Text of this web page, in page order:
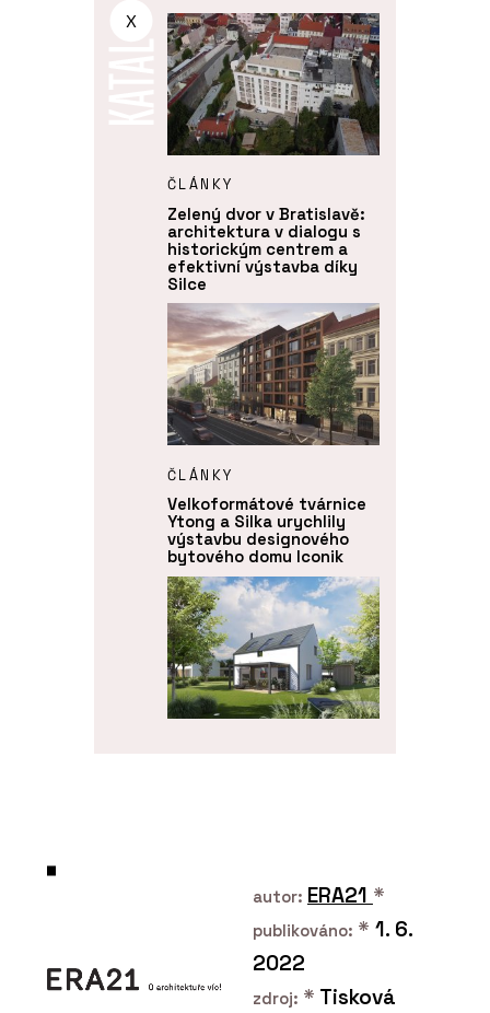
X
ČLÁNKY
Zelený dvor v Bratislavě:
architektura v dialogu s
historickým centrem a
efektivní výstavba díky
Silce
ČLÁNKY
Velkoformátové tvárnice
Ytong a Silka urychlily
výstavbu designového
bytového domu Iconik
PRODUKTY
autor: ERA21 *
publikováno: * 1. 6.
2022
zdroj: * Tisková